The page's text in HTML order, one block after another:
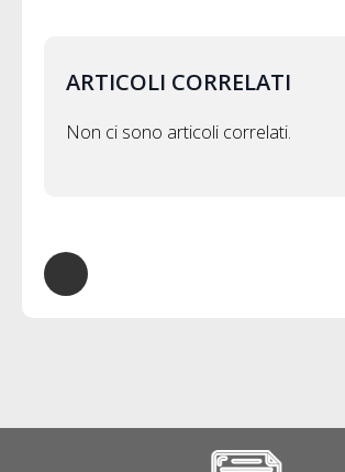
ARTICOLI CORRELATI
Non ci sono articoli correlati.